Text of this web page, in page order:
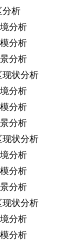
分析
分析
分析
分析
现状分析
分析
分析
分析
现状分析
分析
分析
分析
现状分析
分析
分析